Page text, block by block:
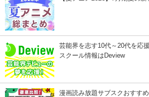
芸能界を志す10代～20代を応
スクール情報はDeview
漫画読み放題サブスクおすすめ